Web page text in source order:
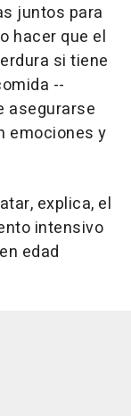
juntos para
hacer que el
si tiene
--
asegurarse
emociones y
explica, el
intensivo
edad